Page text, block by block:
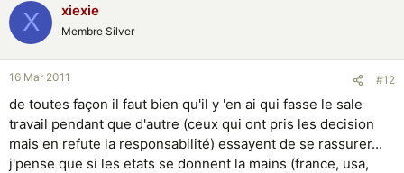
X xiexie
Membre Silver
16 Mar 2011 #12
de toutes façon il faut bien qu'il y 'en ai qui fasse le sale
travail pendant que d'autre (ceux qui ont pris les decision
mais en refute la responsabilité) essayent de se rassurer...
j'pense que si les etats se donnent la mains (france, usa,